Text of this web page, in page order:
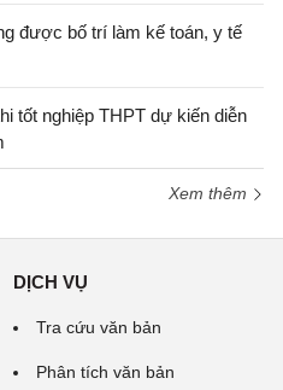
được bố trí làm kế toán, y tế
tốt nghiệp THPT dự kiến diễn
Xem thêm
DỊCH VỤ
Tra cứu văn bản
Phân tích văn bản